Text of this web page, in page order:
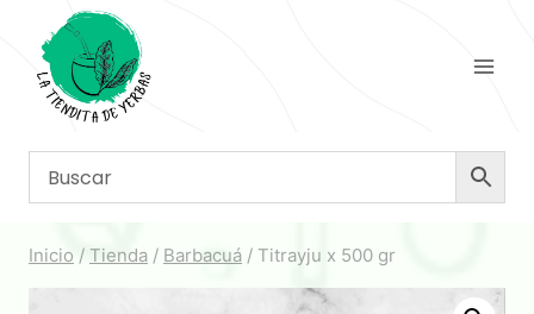
contenido
Inicio / Tienda / Barbacuá / Titrayju x 500 gr